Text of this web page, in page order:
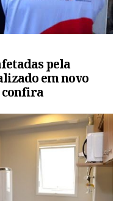
pela
em novo
confira